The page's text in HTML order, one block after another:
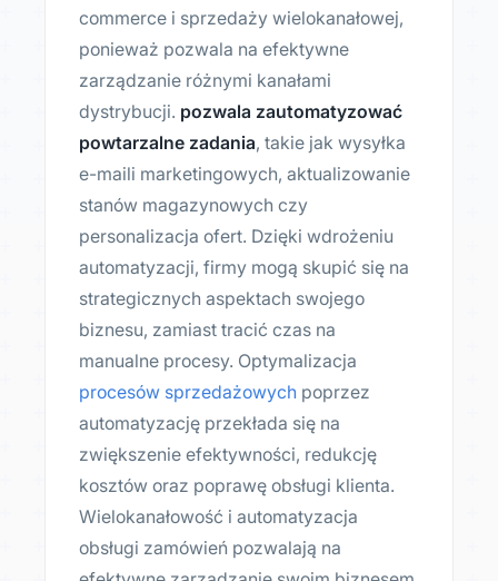
commerce i sprzedaży wielokanałowej,
ponieważ pozwala na efektywne
zarządzanie różnymi kanałami
dystrybucji. pozwala zautomatyzować
powtarzalne zadania, takie jak wysyłka
e-maili marketingowych, aktualizowanie
stanów magazynowych czy
personalizacja ofert. Dzięki wdrożeniu
automatyzacji, firmy mogą skupić się na
strategicznych aspektach swojego
biznesu, zamiast tracić czas na
manualne procesy. Optymalizacja
procesów sprzedażowych poprzez
automatyzację przekłada się na
zwiększenie efektywności, redukcję
kosztów oraz poprawę obsługi klienta.
Wielokanałowość i automatyzacja
obsługi zamówień pozwalają na